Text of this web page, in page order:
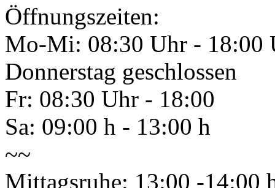
Öffnungszeiten:
Mo-Mi: 08:30 Uhr - 18:00
Donnerstag geschlossen
Fr: 08:30 Uhr - 18:00
Sa: 09:00 h - 13:00 h
~~
Mittagsruhe: 13:00 -14:00